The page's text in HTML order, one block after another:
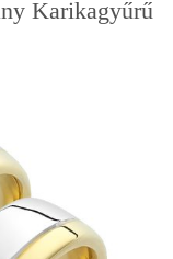
Karikagyűrű